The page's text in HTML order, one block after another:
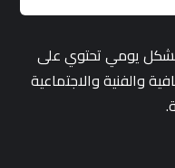
يومي تحتوي على
والفنية والاجتماعية